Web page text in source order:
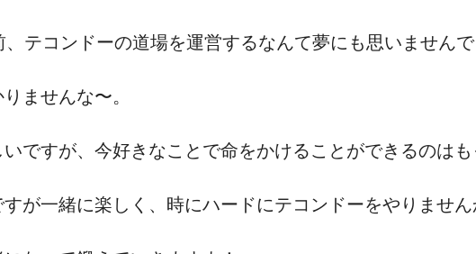
テコンドーの道場を運営するなんて夢にも思いません
ませんな〜。
ですが、今好きなことで命をかけることができるのは
が一緒に楽しく、時にハードにテコンドーをやりませ